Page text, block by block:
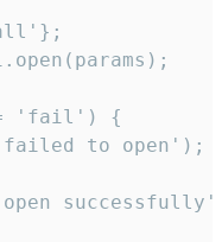
'fail') {
to open');